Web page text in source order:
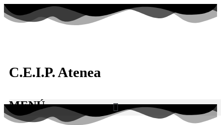
C.E.I.P. Atenea
MENÚ